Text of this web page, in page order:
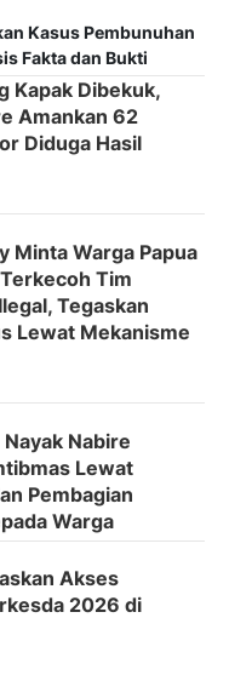
Kasus Pembunuhan
Fakta dan Bukti
Kapak Dibekuk,
Amankan 62
Diduga Hasil
Minta Warga Papua
Tim
Tegaskan
Lewat Mekanisme
Nayak Nabire
Lewat
Pembagian
Warga
Akses
2026 di